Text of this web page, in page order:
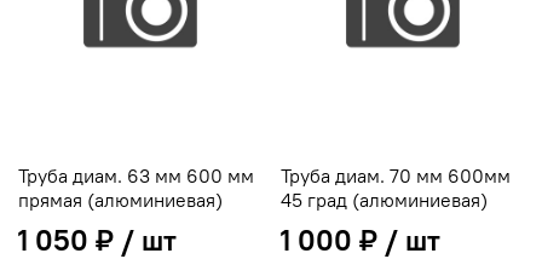
Труба диам. 63 мм 600 мм
прямая (алюминиевая)
1 050 ₽
Труба диам. 70 мм 600мм
45 град (алюминиевая)
1 000 ₽